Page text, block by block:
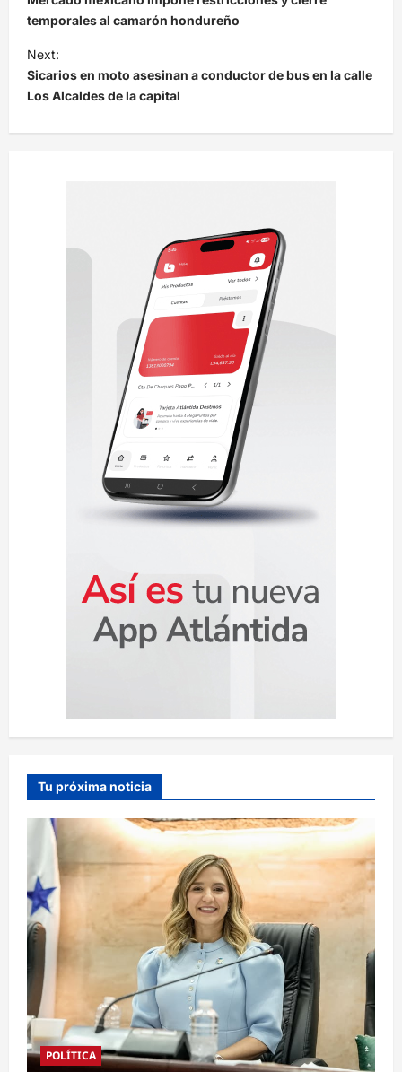
v
e
g
a
c
temporales al camarón hondureño
Next:
Sicarios en moto asesinan a conductor de bus en la calle
Los Alcaldes de la capital
Tu próxima noticia
POLÍTICA